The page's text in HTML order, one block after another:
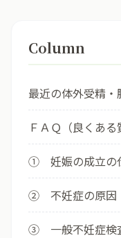
Column
最近の体外受精
ＦＡＱ（良くある
① 妊娠の成立の
② 不妊症の原因
③ 一般不妊症検